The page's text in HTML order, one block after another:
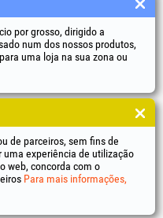
da empresa
+Plus®, EvoSelect®, EPTO®, EPTO Plus
registadas Honest General Trading SRL.
os direitos reservados. CUI: 6615609,
por grosso, dirigido a
num dos nossos produtos,
uma loja na sua zona ou
de parceiros, sem fins de
experiência de utilização
web, concorda com o
Para mais informações,